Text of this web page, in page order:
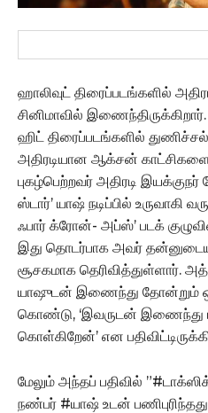
ஹாலிவுட் திரைப்படங்களில்
சினிமாவில்
ஹிட் திரைப்படங்களில் துணிச்சல்
அதிரடியான ஆக்சன்
புகழ்பெற்றவர் அதிரடி இயக்குநர்
ஸ்டார்’ யாஷ் நடிப்பில் உருவாகி
ஃபார் க்ரோன்- அப்ஸ்’ படக்
இது தொடர்பாக அவர்
சூசகமாக தெரிவித்துள்ளார்.
யாஷுடன் இணைந்து தோன்றும்
கொண்டு, ‘இவருடன் இணைந்து
கொள்கிறேன்’ என
மேலும் அந்தப் பதிவில்
நண்பர் #யாஷ் உடன்